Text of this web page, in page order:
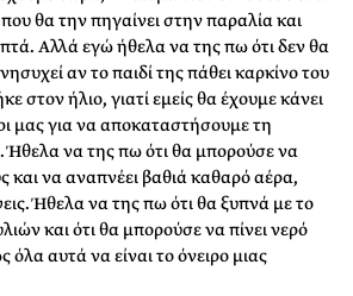
που θα την πηγαίνει στην παραλία και
Αλλά εγώ ήθελα να της πω ότι δεν θα
αν το παιδί της πάθει καρκίνο του
στον ήλιο, γιατί εμείς θα έχουμε κάνει
μας για να αποκαταστήσουμε τη
Ήθελα να της πω ότι θα μπορούσε να
και να αναπνέει βαθιά καθαρό αέρα,
Ήθελα να της πω ότι θα ξυπνά με το
και ότι θα μπορούσε να πίνει νερό
αυτά να είναι το όνειρο μιας